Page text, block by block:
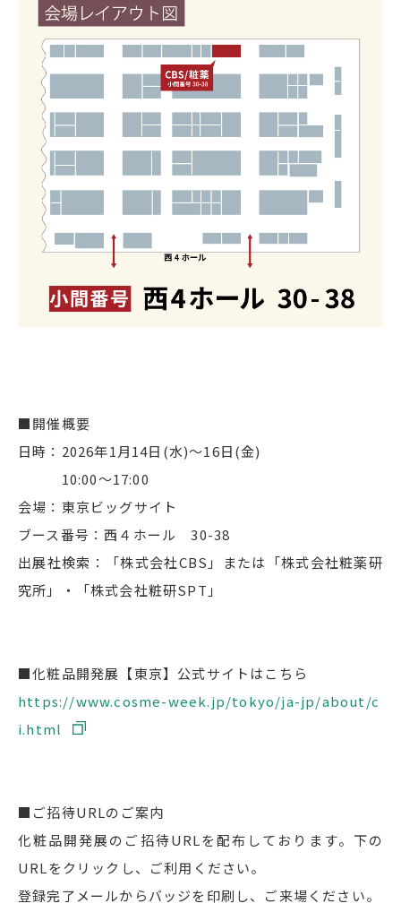
■開催概要
日時：2026年1月14日(水)～16日(金)
10:00〜17:00
会場：東京ビッグサイト
ブース番号：西４ホール 30-38
出展社検索：「株式会社CBS」または「株式会社粧薬研
究所」・「株式会社粧研SPT」
■化粧品開発展【東京】公式サイトはこちら
https://www.cosme-week.jp/tokyo/ja-jp/about/c
i.html
■ご招待URLのご案内
化粧品開発展のご招待URLを配布しております。下の
URLをクリックし、ご利用ください。
登録完了メールからバッジを印刷し、ご来場ください。